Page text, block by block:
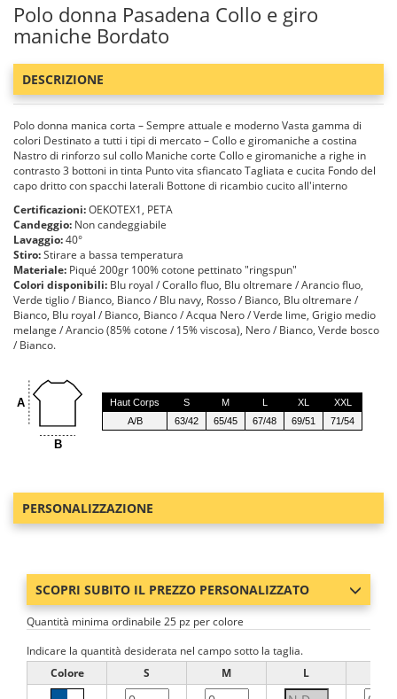
Polo donna Pasadena Collo e giro
maniche Bordato
DESCRIZIONE
Polo donna manica corta – Sempre attuale e moderno Vasta gamma di
colori Destinato a tutti i tipi di mercato – Collo e giromaniche a costina
Nastro di rinforzo sul collo Maniche corte Collo e giromaniche a righe in
contrasto 3 bottoni in tinta Punto vita sfiancato Tagliata e cucita Fondo del
capo dritto con spacchi laterali Bottone di ricambio cucito all'interno
Certificazioni:OEKOTEX1, PETA
Candeggio: Non candeggiabile
Lavaggio:40°
Stiro:Stirare a bassa temperatura
Materiale: Piqué 200gr 100% cotone pettinato "ringspun"
Colori disponibili: Blu royal / Corallo fluo, Blu oltremare / Arancio fluo,
Verde tiglio / Bianco, Bianco / Blu navy, Rosso / Bianco, Blu oltremare /
Bianco, Blu royal / Bianco, Bianco / Acqua Nero / Verde lime, Grigio medio
melange / Arancio (85% cotone / 15% viscosa), Nero / Bianco, Verde bosco
/ Bianco.
A
B
Haut Corps S M L XL
XXL
A/B
63/42 65/45 67/48 69/51 71/54
PERSONALIZZAZIONE
SCOPRI SUBITO IL PREZZO PERSONALIZZATO
Quantità minima ordinabile 25 pz per colore
Indicare la quantità desiderata nel campo sotto la taglia.
Colore
S M L